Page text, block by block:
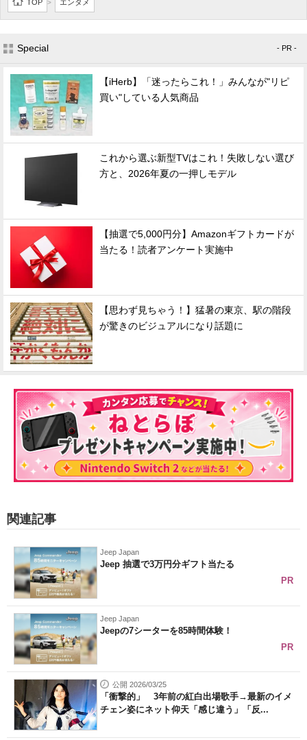
TOP > エンタメ
Special - PR -
【iHerb】「迷ったらこれ！」みんなが"リピ
買い"している人気商品
これから選ぶ新型TVはこれ！失敗しない選び
方と、2026年夏の一押しモデル
【抽選で5,000円分】Amazonギフトカードが
当たる！読者アンケート実施中
【思わず見ちゃう！】猛暑の東京、駅の階段
が驚きのビジュアルになり話題に
関連記事
Jeep Japan
Jeep 抽選で3万円分ギフト当たる
PR
Jeep Japan
Jeepの7シーターを85時間体験！
PR
公開 2026/03/25
「衝撃的」 3年前の紅白出場歌手→最新のイメ
チェン姿にネット仰天「感じ違う」「反...